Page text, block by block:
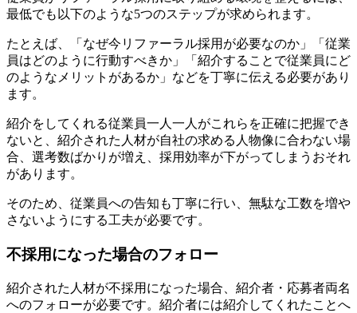
最低でも以下のような5つのステップが求められます。
たとえば、「なぜ今リファーラル採用が必要なのか」「従業
員はどのように行動すべきか」「紹介することで従業員にど
のようなメリットがあるか」などを丁寧に伝える必要があり
ます。
紹介をしてくれる従業員一人一人がこれらを正確に把握でき
ないと、紹介された人材が自社の求める人物像に合わない場
合、選考数ばかりが増え、採用効率が下がってしまうおそれ
があります。
そのため、従業員への告知も丁寧に行い、無駄な工数を増や
さないようにする工夫が必要です。
不採用になった場合のフォロー
紹介された人材が不採用になった場合、紹介者・応募者両名
へのフォローが必要です。紹介者には紹介してくれたことへ